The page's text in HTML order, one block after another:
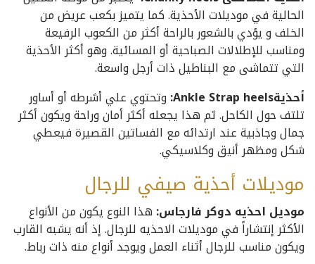
الحالية في موديلات الأحذية. كما يتميز بكعب عريض من
الخلف و يؤدي بالشعور بالراحة أكثر من الكعوب الرفيعة
ومناسب للإطلالات الصباحية أو المسائية. وهو أكثر الأحذية
التي تتماشى مع البناطيل ذات أرجل واسعة.
أحذيةAnkle Strap heels:
وتحتوي علي أشرطه أو أساور
تلتف حول الكاحل. ثم هذا يجعله أكثر أمان وراحة ويكون أكثر
جمال وجاذبية عند ارتدائه مع الفساتين القصيرة فيعطي
شكل ومظهر أنيق وكلاسيكي.
موديلات أحذية صيفي للرجال
موديل احذيه دوكر فارجاس: هذا النوع يكون من الأنواع
الأكثر إنتشاراً في موديلات الاحذيه للرجال. إذ أنه يشبه القارب
ويكون مناسب للرجال أثناء العمل ويوجد أنواع منه ذات رباط.